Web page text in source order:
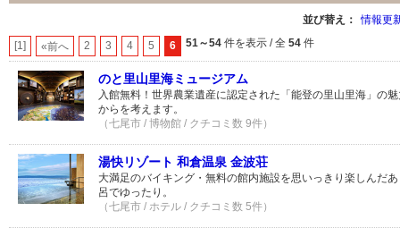
並び替え： 情報更
[1] «前へ 2 3 4 5 6 51～54 件を表示 / 全 54 件
のと里山里海ミュージアム
入館無料！世界農業遺産に認定された「能登の里山里海」の
からを考えます。
（七尾市 / 博物館 / クチコミ数 9件）
湯快リゾート 和倉温泉 金波荘
大満足のバイキング・無料の館内施設を思いっきり楽しんだ
呂でゆったり。
（七尾市 / ホテル / クチコミ数 5件）